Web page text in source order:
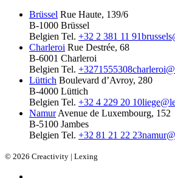
Brüssel Rue Haute, 139/6
B-1000 Brüssel
Belgien Tel. +32 2 381 11 91
Charleroi Rue Destrée, 68
B-6001 Charleroi
Belgien Tel. +3271555308
Lüttich Boulevard d’Avroy, 280
B-4000 Lüttich
Belgien Tel. +32 4 229 20 10
Namur Avenue de Luxembourg, 152
B-5100 Jambes
Belgien Tel. +32 81 21 22 23
© 2026 Creactivity | Lexing